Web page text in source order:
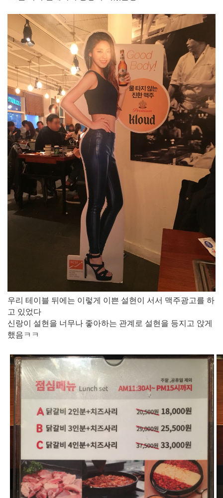
​우리 테이블 뒤에는 이렇게 이쁜 설현이 서서 맥주광고를 하
고 있었다
신랑이 설현을 너무나 좋아하는 관계로 설현을 등지고 앉게
했음ㅋㅋ